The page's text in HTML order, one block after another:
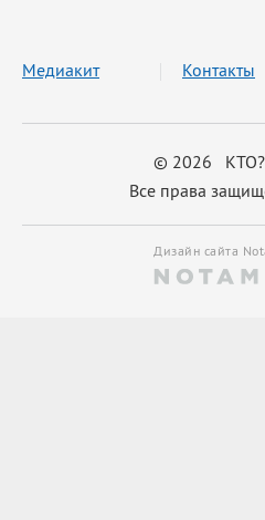
© 2026
Все права
Медиакит Контакты
Дизайн сайта